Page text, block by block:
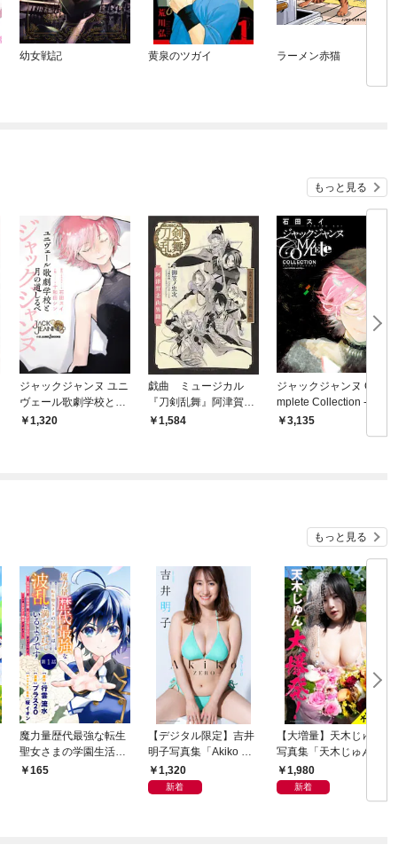
幼女戦記 黄泉のツガイ ラーメン赤猫
もっと見る
ジャックジャンヌ ユニ
ヴェール歌劇学校と月
の道しるべ
1,320
戯曲 ミュージカル
『刀剣乱舞』阿津賀志
山異聞
1,584
ジャックジャンヌ Co
mplete Collection -sui i
shida works-
3,135
もっと見る
魔力量歴代最強な転生
聖女さまの学園生活は
波乱に満ち溢れている
165
【デジタル限定】吉井
明子写真集「Akiko エ
ピソード0－ZERO－」
1,320
新着
【大増量】天木じゅん
写真集「天木じゅん大
爆発！」
1,980
新着